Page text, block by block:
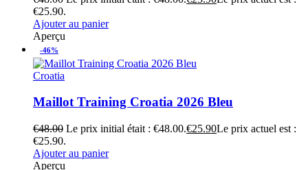
€25.90.
Ajouter au panier
Aperçu
-46%
Croatia
Maillot Training Croatia 2026 Bleu
€48.00 Le prix initial était : €48.00.€25.90Le prix actuel est :
€25.90.
Ajouter au panier
Aperçu